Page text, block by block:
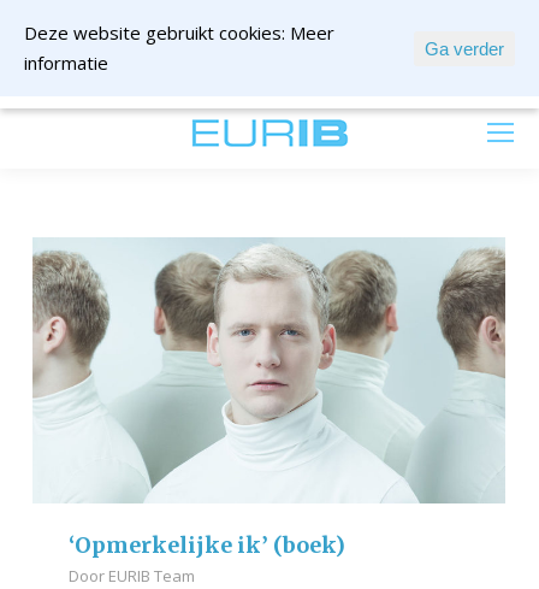
‘Opmerkelijke ik’ (boek)
Door EURIB Team
Deze website gebruikt cookies: Meer
informatie
Ga verder